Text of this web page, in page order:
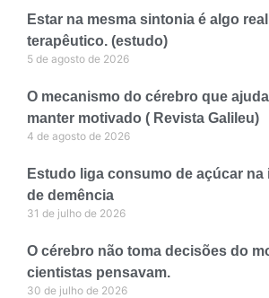
Estar na mesma sintonia é algo
terapêutico. (estudo)
5 de agosto de 2026
O mecanismo do cérebro que
manter motivado ( Revista Galileu)
4 de agosto de 2026
Estudo liga consumo de açúcar na
de demência
31 de julho de 2026
O cérebro não toma decisões do
cientistas pensavam.
30 de julho de 2026